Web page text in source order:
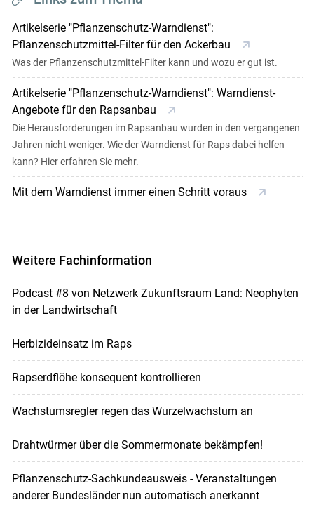
Artikelserie "Pflanzenschutz-Warndienst":
Pflanzenschutzmittel-Filter für den Ackerbau
Was der Pflanzenschutzmittel-Filter kann und wozu er gut ist.
Artikelserie "Pflanzenschutz-Warndienst": Warndienst-
Angebote für den Rapsanbau
Die Herausforderungen im Rapsanbau wurden in den vergangenen
Jahren nicht weniger. Wie der Warndienst für Raps dabei helfen
kann? Hier erfahren Sie mehr.
Mit dem Warndienst immer einen Schritt voraus
Weitere Fachinformation
Podcast #8 von Netzwerk Zukunftsraum Land: Neophyten
in der Landwirtschaft
Herbizideinsatz im Raps
Rapserdflöhe konsequent kontrollieren
Wachstumsregler regen das Wurzelwachstum an
Drahtwürmer über die Sommermonate bekämpfen!
Pflanzenschutz-Sachkundeausweis - Veranstaltungen
anderer Bundesländer nun automatisch anerkannt